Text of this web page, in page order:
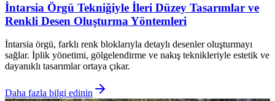
İntarsia Örgü Tekniğiyle İleri Düzey Tasarımlar ve
Renkli Desen Oluşturma Yöntemleri
İntarsia örgü, farklı renk bloklarıyla detaylı desenler oluşturmayı
sağlar. İplik yönetimi, gölgelendirme ve nakış teknikleriyle estetik ve
dayanıklı tasarımlar ortaya çıkar.
Daha fazla bilgi edinin